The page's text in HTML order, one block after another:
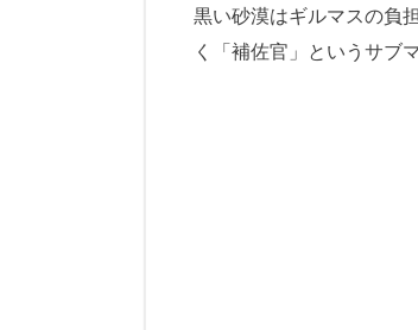
黒い砂漠はギルマスの負
く「補佐官」というサブ